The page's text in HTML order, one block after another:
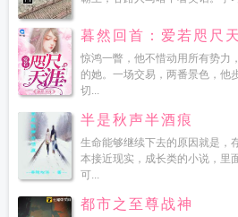
暮然回首：爱若咫尺
惊鸿一瞥，他不惜动用所有势力
的她。一场交易，两番景色，他
切...
半是秋声半酒痕
生命能够继续下去的原因就是，
本接近现实，成长类的小说，里
可...
都市之至尊战神